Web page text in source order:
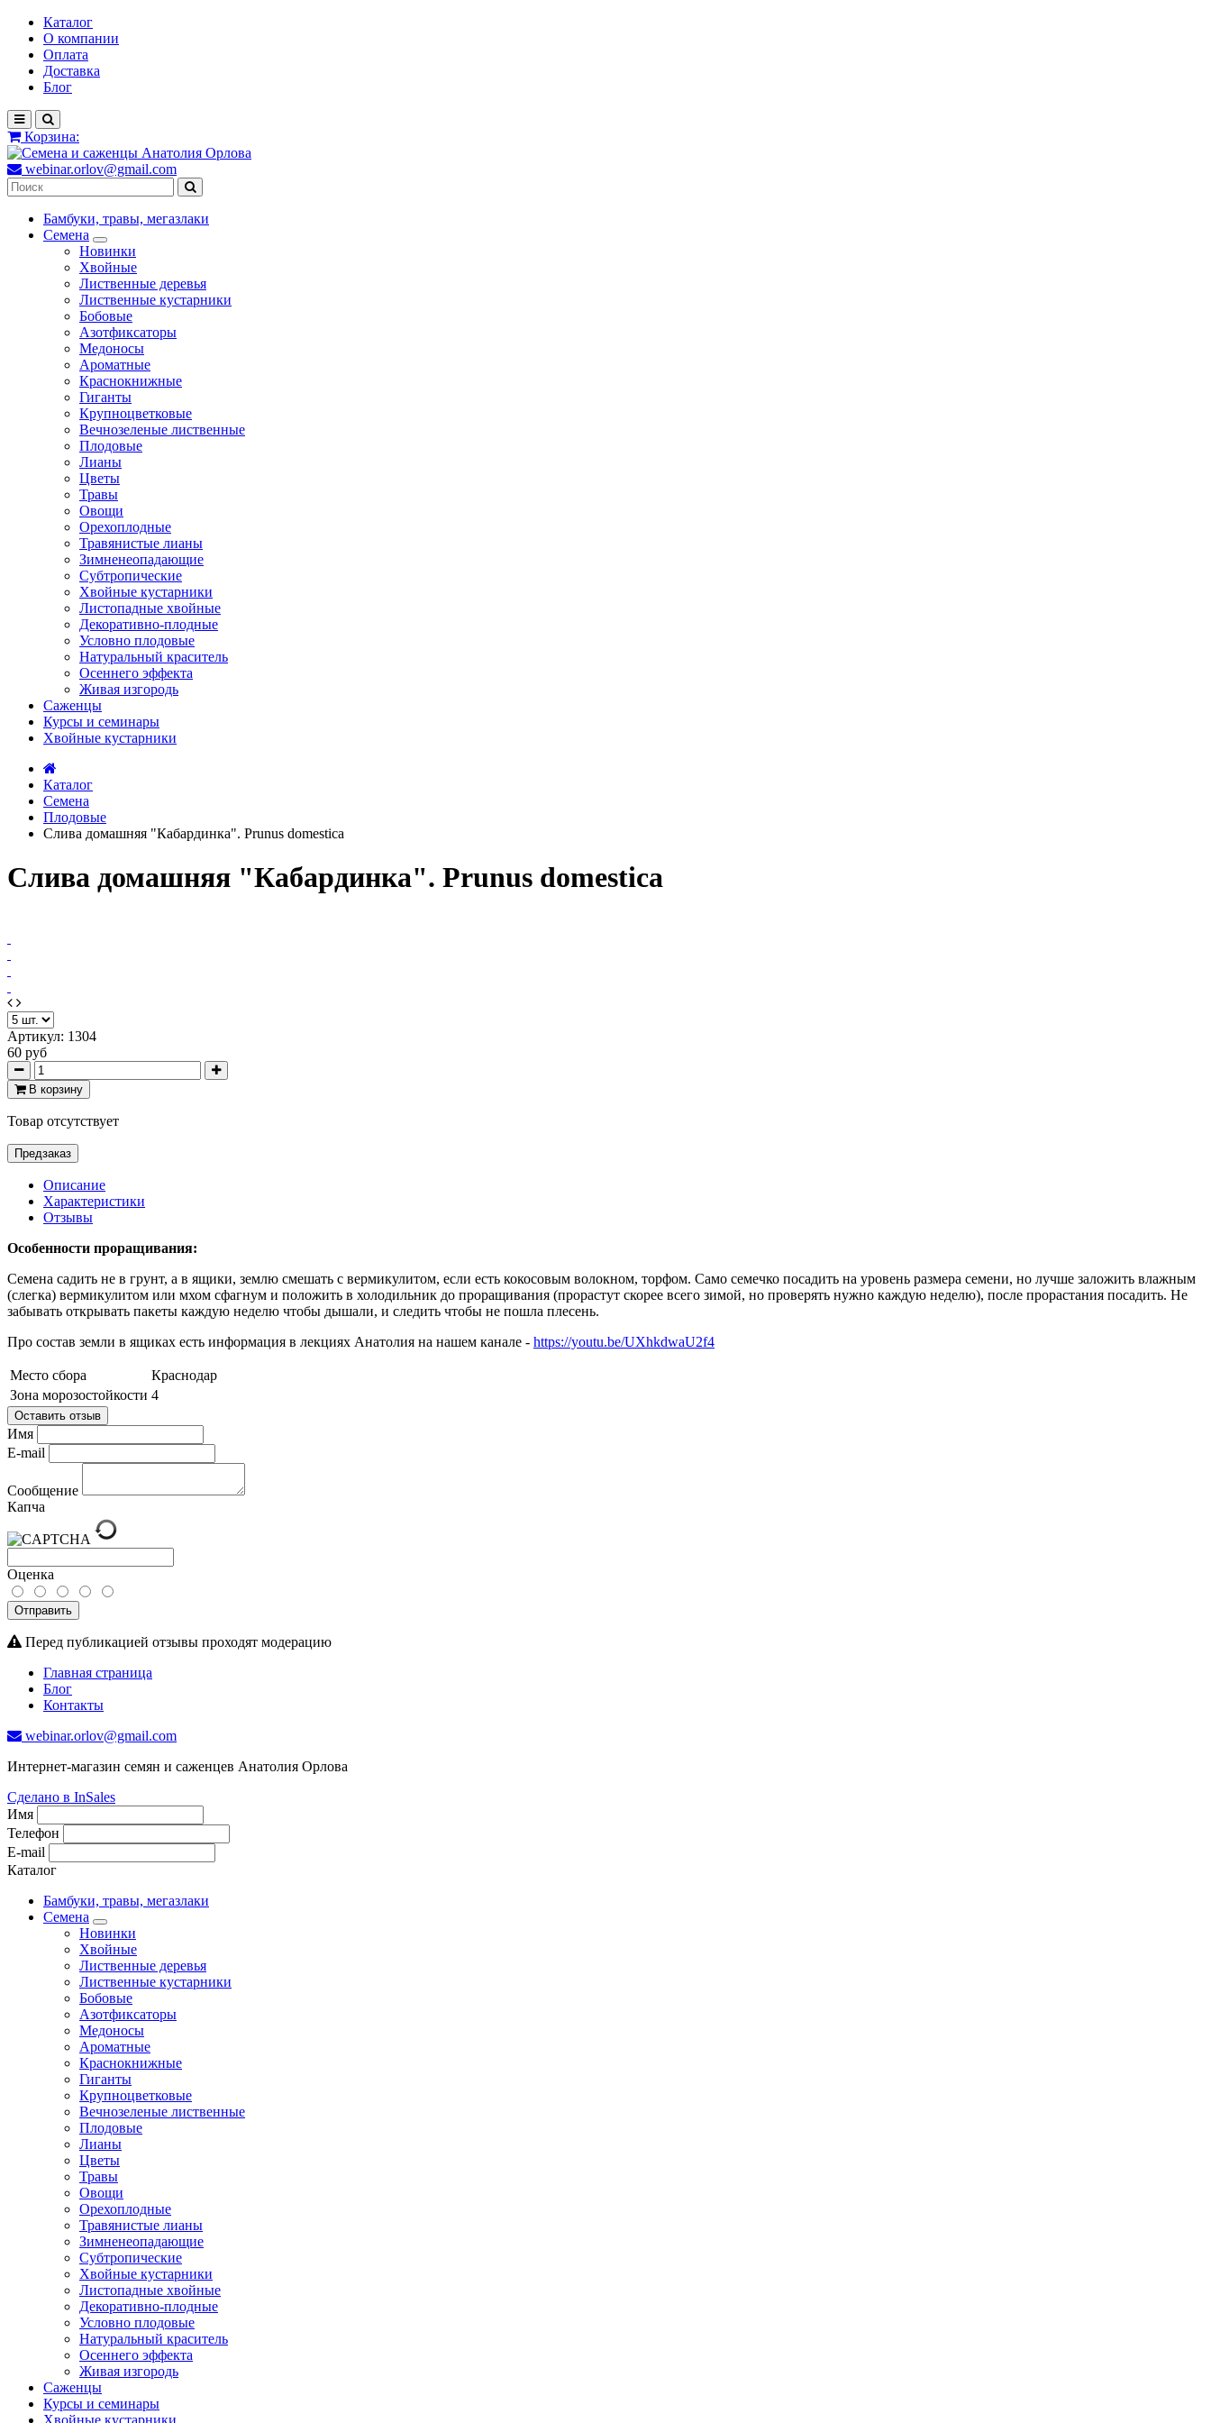
Каталог
О компании
Оплата
Доставка
Блог
Корзина:
webinar.orlov@gmail.com
Бамбуки, травы, мегазлаки
Семена
Новинки
Хвойные
Лиственные деревья
Лиственные кустарники
Бобовые
Азотфиксаторы
Медоносы
Ароматные
Краснокнижные
Гиганты
Крупноцветковые
Вечнозеленые лиственные
Плодовые
Лианы
Цветы
Травы
Овощи
Орехоплодные
Травянистые лианы
Зимненеопадающие
Субтропические
Хвойные кустарники
Листопадные хвойные
Декоративно-плодные
Условно плодовые
Натуральный краситель
Осеннего эффекта
Живая изгородь
Саженцы
Курсы и семинары
Хвойные кустарники
Каталог
Семена
Плодовые
Слива домашняя "Кабардинка". Prunus domestica
Слива домашняя "Кабардинка". Prunus domestica
Артикул: 1304
60 руб
В корзину
Товар отсутствует
Предзаказ
Описание
Характеристики
Отзывы
Особенности проращивания:
Семена садить не в грунт, а в ящики, землю смешать с вермикулитом, если есть кокосовым волокном, торфом. Само семечко посадить на уровень размера семени, но лучше заложить влажным
(слегка) вермикулитом или мхом сфагнум и положить в холодильник до проращивания (прорастут скорее всего зимой, но проверять нужно каждую неделю), после прорастания посадить. Не
забывать открывать пакеты каждую неделю чтобы дышали, и следить чтобы не пошла плесень.
Про состав земли в ящиках есть информация в лекциях Анатолия на нашем канале - https://youtu.be/UXhkdwaU2f4
Место сбора
Краснодар
Зона морозостойкости 4
Оставить отзыв
Имя
E-mail
Сообщение
Капча
Оценка
Отправить
Перед публикацией отзывы проходят модерацию
Главная страница
Блог
Контакты
webinar.orlov@gmail.com
Интернет-магазин семян и саженцев Анатолия Орлова
Сделано в InSales
Имя
Телефон
E-mail
Каталог
Бамбуки, травы, мегазлаки
Семена
Новинки
Хвойные
Лиственные деревья
Лиственные кустарники
Бобовые
Азотфиксаторы
Медоносы
Ароматные
Краснокнижные
Гиганты
Крупноцветковые
Вечнозеленые лиственные
Плодовые
Лианы
Цветы
Травы
Овощи
Орехоплодные
Травянистые лианы
Зимненеопадающие
Субтропические
Хвойные кустарники
Листопадные хвойные
Декоративно-плодные
Условно плодовые
Натуральный краситель
Осеннего эффекта
Живая изгородь
Саженцы
Курсы и семинары
Хвойные кустарники